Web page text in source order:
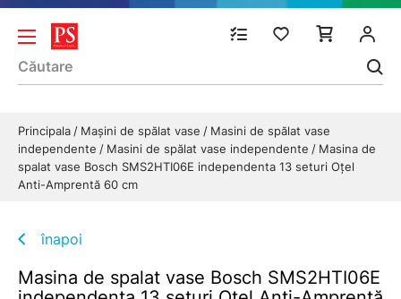
Principala Mașini de spălat vase
Masini de spălat vase
independente
Masini de spălat vase independente
Masina de
spalat vase Bosch SMS2HTI06E independenta 13 seturi Oțel
Anti-Amprentă 60 cm
înapoi
Masina de spalat vase Bosch SMS2HTI06E